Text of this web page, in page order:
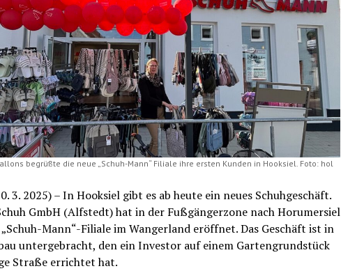
begrüßte die neue „Schuh-Mann“ Filiale ihre ersten Kunden in Hooksiel. Foto: hol
3. 2025) – In Hooksiel gibt es ab heute ein neues Schuhgeschäft.
GmbH (Alfstedt) hat in der Fußgängerzone nach Horumersiel
Mann“-Filiale im Wangerland eröffnet. Das Geschäft ist in
untergebracht, den ein Investor auf einem Gartengrundstück
Straße errichtet hat.